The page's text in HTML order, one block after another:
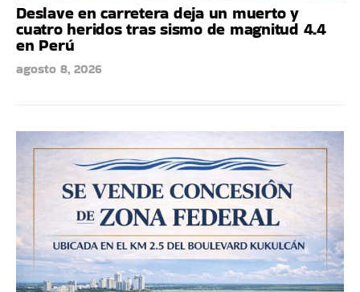
Deslave en carretera deja un muerto y
cuatro heridos tras sismo de magnitud 4.4
en Perú
agosto 8, 2026